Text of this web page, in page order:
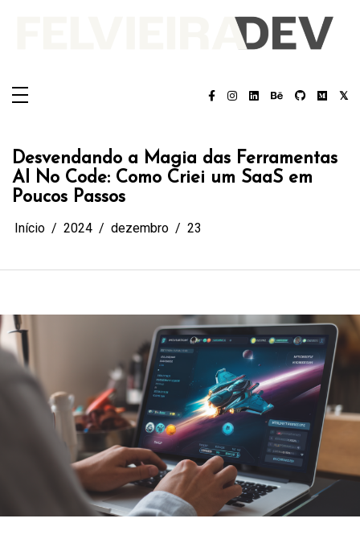
Felvieira.dev
Desvendando a Magia das Ferramentas
AI No Code: Como Criei um SaaS em
Poucos Passos
Início 2024 dezembro 23